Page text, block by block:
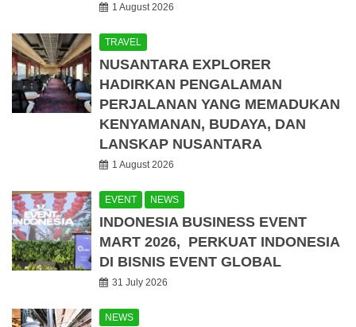
1 August 2026
TRAVEL
NUSANTARA EXPLORER
HADIRKAN PENGALAMAN
PERJALANAN YANG MEMADUKAN
KENYAMANAN, BUDAYA, DAN
LANSKAP NUSANTARA
1 August 2026
EVENT NEWS
INDONESIA BUSINESS EVENT
MART 2026, PERKUAT INDONESIA
DI BISNIS EVENT GLOBAL
31 July 2026
NEWS